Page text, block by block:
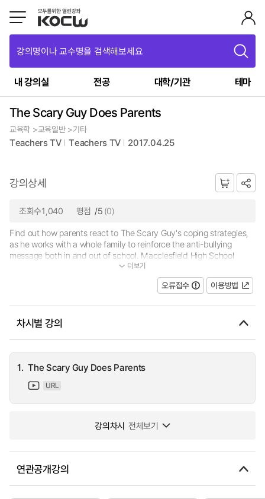
강의명이나 교수명을 검색해보세요
내 강의실 전공 대학/기관 테마
The Scary Guy Does Parents
교육학 >교육일반 >기타
Teachers TV Teachers TV 2017.04.25
강의상세
조회수1,040 평점 /5 (0)
Find out how parents react to The Scary Guy's coping strategies,
as he works with a whole family to reinforce the anti-bullying
message both in and out of school. Macclesfield High School
invited The Scary Guy to deliver a group session to parents, look...
더보기
오류접수 이용방법
차시별 강의
1. The Scary Guy Does Parents
URL
강의차시 전체보기
연관공개강의